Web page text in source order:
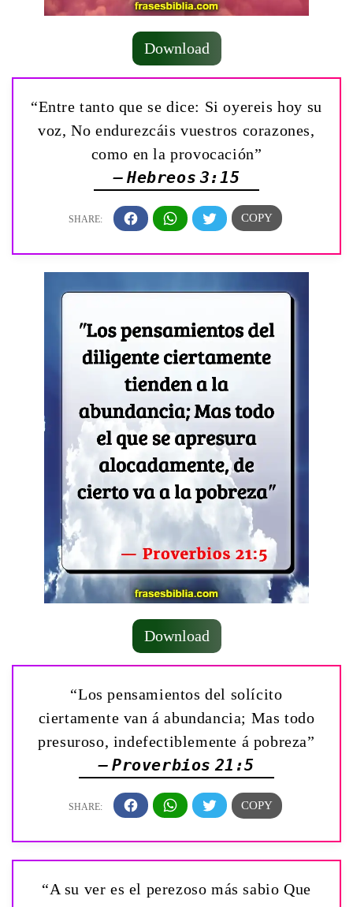
Download
“Entre tanto que se dice: Si oyereis hoy su
voz, No endurezcáis vuestros corazones,
como en la provocación”
— Hebreos 3:15
Download
“Los pensamientos del solícito
ciertamente van á abundancia; Mas todo
presuroso, indefectiblemente á pobreza”
— Proverbios 21:5
“A su ver es el perezoso más sabio Que